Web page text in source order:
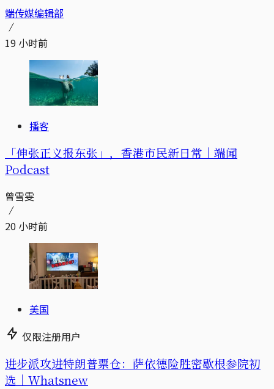
端传媒编辑部
19 小时前
播客
「伸张正义报东张」，香港市民新日常｜端闻
Podcast
曾雪雯
20 小时前
美国
仅限注册用户
进步派攻进特朗普票仓：萨依德险胜密歇根参院初
选｜Whatsnew